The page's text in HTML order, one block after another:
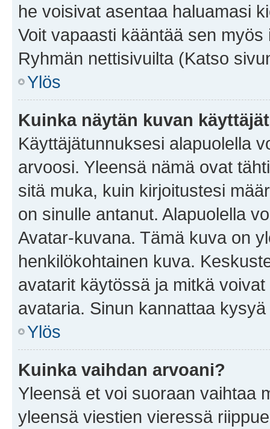
he voisivat asentaa haluamasi
Voit vapaasti kääntää sen
Ryhmän nettisivuilta (Katso
Ylös
Kuinka näytän kuvan
Käyttäjätunnuksesi alapuolella
arvoosi. Yleensä nämä ovat
sitä muka, kuin kirjoitustesi
on sinulle antanut. Alapuolella
Avatar-kuvana. Tämä kuva on
henkilökohtainen kuva.
avatarit käytössä ja mitkä
avataria. Sinun kannattaa
Ylös
Kuinka vaihdan arvoani?
Yleensä et voi suoraan vaihtaa
yleensä viestien vieressä